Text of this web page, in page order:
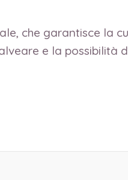
che garantisce la
e la possibilità